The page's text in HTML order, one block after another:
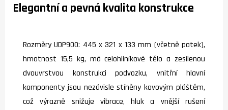
Elegantní a pevná kvalita konstrukce
Rozměry UDP900: 445 x 321 x 133 mm (včetně patek),
hmotnost 15,5 kg, má celohliníkové tělo a zesílenou
dvouvrstvou konstrukci podvozku, vnitřní hlavní
komponenty jsou nezávisle stíněny kovovým pláštěm,
což výrazně snižuje vibrace, hluk a vnější rušení